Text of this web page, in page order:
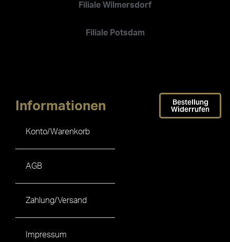
Filiale Wilmersdorf
Filiale Potsdam
Informationen
Konto/Warenkorb
AGB
Zahlung/Versand
Impressum
Bestellung
Widerrufen